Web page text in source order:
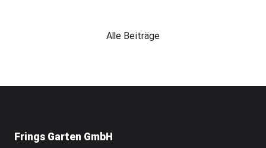
Alle Beiträge
Frings Garten GmbH